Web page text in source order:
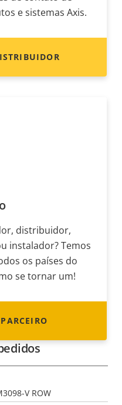
e sistemas Axis.
distribuidor,
instalador? Temos
os países do
se tornar um!
V ROW